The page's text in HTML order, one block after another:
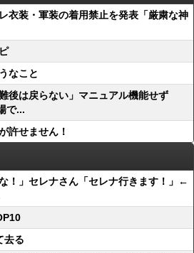
衣装・軍装の着用禁止を発表「厳粛な神
なこと
後は戻らない」マニュアル機能せず
で...
許せません！
！」セレナさん「セレナ行きます！」←
去る